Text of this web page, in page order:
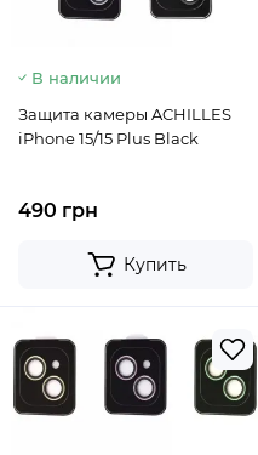
В наличии
Защита камеры ACHILLES
iPhone 15/15 Plus Black
490 грн
Купить